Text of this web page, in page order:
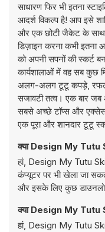
साधारण फिर भी इतना
आदर्श विकल्प है! आप इसे
और एक छोटी जैकेट के
डिज़ाइन करना कभी इतना
को अपनी सपनों की स्कर्ट
कार्यशालाओं में वह सब
अलग-अलग टूटू कपड़े,
सजावटी तत्व। एक बार
सबसे अच्छे टॉप्स और
एक पूरा और शानदार टूटू
क्या Design My Tutu
हां, Design My Tutu
कंप्यूटर पर भी खेला जा
और इसके लिए कुछ
क्या Design My Tutu
हां, Design My Tutu